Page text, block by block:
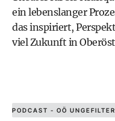
ein lebenslanger
das inspiriert,
viel Zukunft in
PODCAST - OÖ